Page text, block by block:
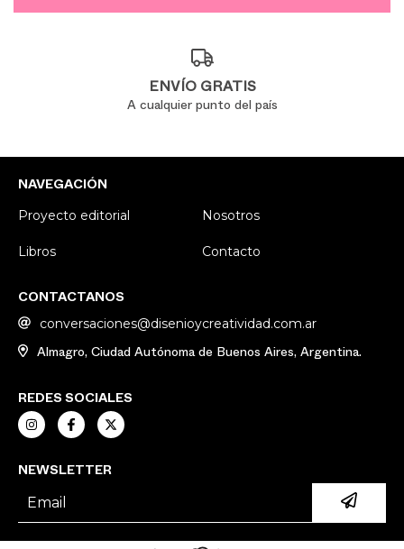
ENVÍO GRATIS
A cualquier punto del país
NAVEGACIÓN
Proyecto editorial Nosotros
Libros Contacto
CONTACTANOS
conversaciones@disenioycreatividad.com.ar
Almagro, Ciudad Autónoma de Buenos Aires, Argentina.
REDES SOCIALES
NEWSLETTER